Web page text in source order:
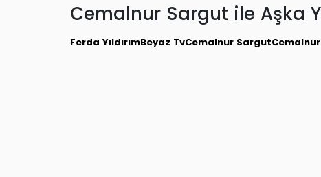
Cemalnur Sargut ile Aşka
Ferda YıldırımBeyaz TvCemalnur Sargut